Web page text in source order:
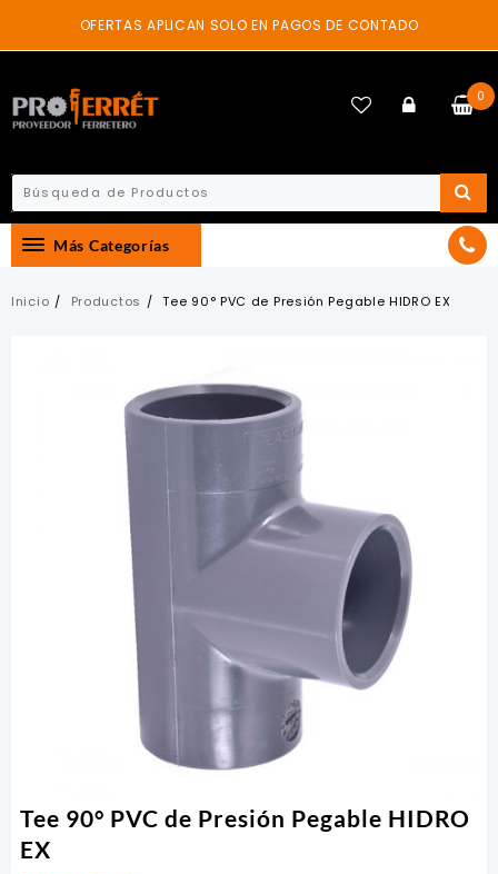
content
OFERTAS APLICAN SOLO EN PAGOS DE CONTADO
0
Más Categorías
Inicio Productos Tee 90° PVC de Presión Pegable HIDRO EX
Tee 90° PVC de Presión Pegable HIDRO
EX